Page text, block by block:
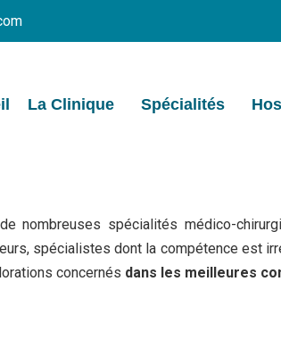
La Clinique Spécialités
nombreuses spécialités médico-
spécialistes dont la compétence est
concernés dans les meilleures